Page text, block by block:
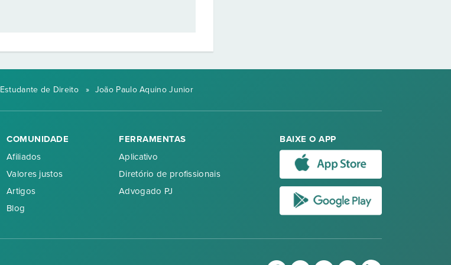
Estudante de Direito » João Paulo Aquino Junior
COMUNIDADE
Afiliados
Valores justos
Artigos
Blog
FERRAMENTAS
Aplicativo
Diretório de profissionais
Advogado PJ
BAIXE O APP